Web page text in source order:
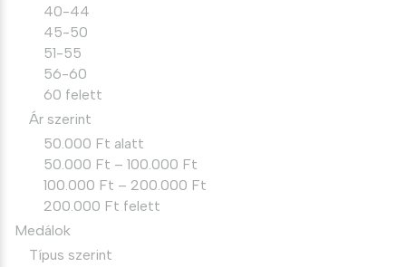
40-44
45-50
51-55
56-60
60 felett
Ár szerint
50.000 Ft alatt
50.000 Ft – 100.000 Ft
100.000 Ft – 200.000 Ft
200.000 Ft felett
Medálok
Típus szerint